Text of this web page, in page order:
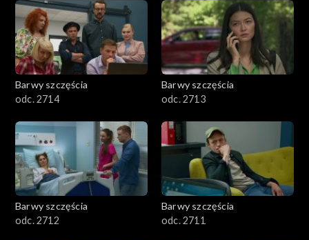
Barwy szczęścia
odc. 2714
Barwy szczęścia
odc. 2713
Barwy szczęścia
odc. 2712
Barwy szczęścia
odc. 2711